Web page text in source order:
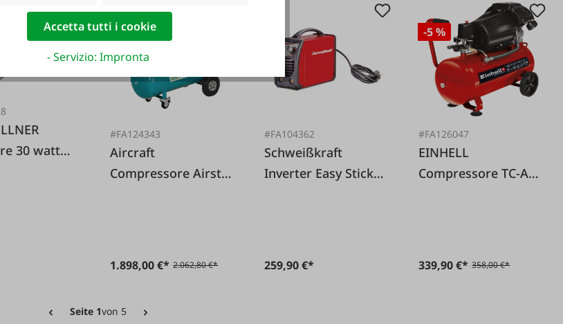
30 watt
-8 %
#FA124343
Aircraft
Compressore Airstar
1.898,00 €* 2.062,80 €*
#FA104362
Schweißkraft
Inverter Easy Stick
259,90 €*
-5 %
#FA126047
EINHELL
Compressore TC-AC
339,90 €* 358,00 €*
Seite 1von 5
Accetta tutti i cookie
- Servizio: Impronta